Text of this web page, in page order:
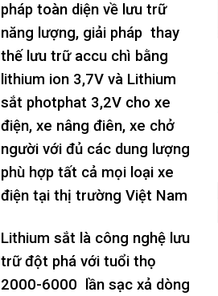
pháp toàn diện về lưu trữ
năng lượng, giải pháp thay
thế lưu trữ accu chì bằng
lithium ion 3,7V và Lithium
sắt photphat 3,2V cho xe
điện, xe nâng điên, xe chở
người với đủ các dung lượng
phù hợp tất cả mọi loại xe
điện tại thị trường Việt Nam
Lithium sắt là công nghệ lưu
trữ đột phá với tuổi thọ
2000-6000 lần sạc xả dòng